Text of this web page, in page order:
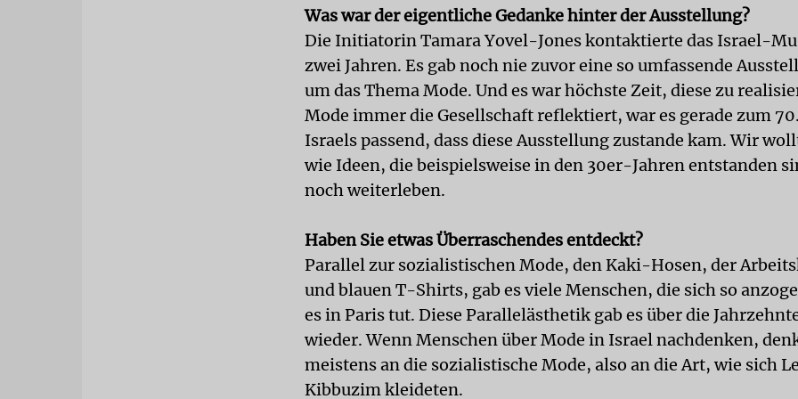
Was war der eigentliche Gedanke hinter der Ausstellung?
Die Initiatorin Tamara Yovel-Jones kontaktierte das Israel-
zwei Jahren. Es gab noch nie zuvor eine so umfassende
um das Thema Mode. Und es war höchste Zeit, diese zu
Mode immer die Gesellschaft reflektiert, war es gerade zum
Israels passend, dass diese Ausstellung zustande kam. Wir
wie Ideen, die beispielsweise in den 30er-Jahren entstanden
noch weiterleben.
Haben Sie etwas Überraschendes entdeckt?
Parallel zur sozialistischen Mode, den Kaki-Hosen, der
und blauen T-Shirts, gab es viele Menschen, die sich so
es in Paris tut. Diese Parallelästhetik gab es über die
wieder. Wenn Menschen über Mode in Israel nachdenken,
meistens an die sozialistische Mode, also an die Art, wie sich
Kibbuzim kleideten.